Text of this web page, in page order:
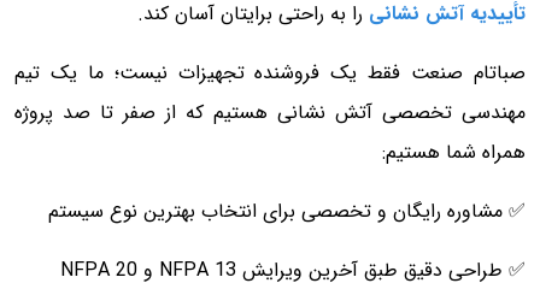
تأییدیه آتش نشانی را به راحتی برایتان آسان کند.
صباتام صنعت فقط یک فروشنده تجهیزات نیست؛ ما یک تیم
مهندسی تخصصی آتش نشانی هستیم که از صفر تا صد پروژه
همراه شما هستیم:
✅ مشاوره رایگان و تخصصی برای انتخاب بهترین نوع سیستم
✅ طراحی دقیق طبق آخرین ویرایش NFPA 13 و NFPA 20